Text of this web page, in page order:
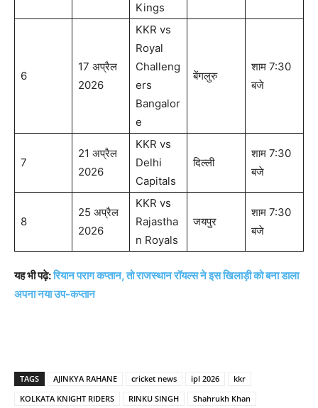
Kings
6
17 अप्रैल
2026
KKR vs
Royal
Challeng
ers
Bangalor
e
बेंगलुरु
शाम 7:30
बजे
7
21 अप्रैल
2026
KKR vs
Delhi
Capitals
दिल्ली
शाम 7:30
बजे
8
25 अप्रैल
2026
KKR vs
Rajastha
n Royals
जयपुर
शाम 7:30
बजे
यह भी पढ़े:रियान पराग कप्तान, तो राजस्थान रॉयल्स ने इस खिलाड़ी को बना डाला
अपना नया उप-कप्तान
TAGS AJINKYA RAHANE cricket news ipl 2026
kkr
KOLKATA KNIGHT RIDERS
RINKU SINGH Shahrukh Khan